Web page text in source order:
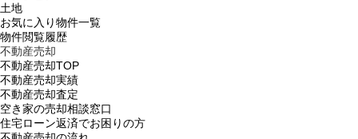
土地
お気に入り物件一覧
物件閲覧履歴
不動産売却
不動産売却TOP
不動産売却実績
不動産売却査定
空き家の売却相談窓口
住宅ローン返済でお困りの方